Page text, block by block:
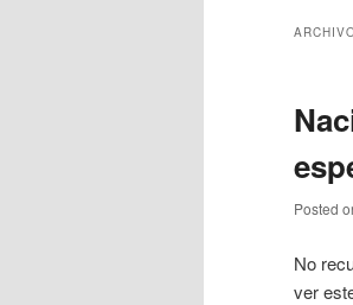
Posted
No
ver